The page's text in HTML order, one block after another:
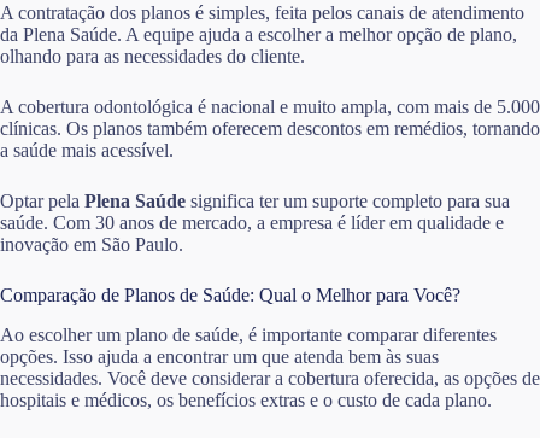
A contratação dos planos é simples, feita pelos canais de atendimento
da Plena Saúde. A equipe ajuda a escolher a melhor opção de plano,
olhando para as necessidades do cliente.
A cobertura odontológica é nacional e muito ampla, com mais de 5.000
clínicas. Os planos também oferecem descontos em remédios, tornando
a saúde mais acessível.
Optar pela Plena Saúde significa ter um suporte completo para sua
saúde. Com 30 anos de mercado, a empresa é líder em qualidade e
inovação em São Paulo.
Comparação de Planos de Saúde: Qual o Melhor para Você?
Ao escolher um plano de saúde, é importante comparar diferentes
opções. Isso ajuda a encontrar um que atenda bem às suas
necessidades. Você deve considerar a cobertura oferecida, as opções de
hospitais e médicos, os benefícios extras e o custo de cada plano.